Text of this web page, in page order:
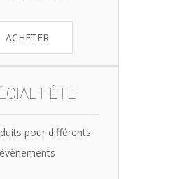
ACHETER
FÊTE
pour différents
évènements